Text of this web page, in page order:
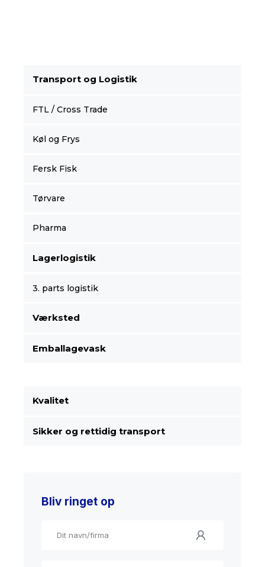
Transport og Logistik
FTL / Cross Trade
Køl og Frys
Fersk Fisk
Tørvare
Pharma
Lagerlogistik
3. parts logistik
Værksted
Emballagevask
Kvalitet
Sikker og rettidig transport
Bliv ringet op